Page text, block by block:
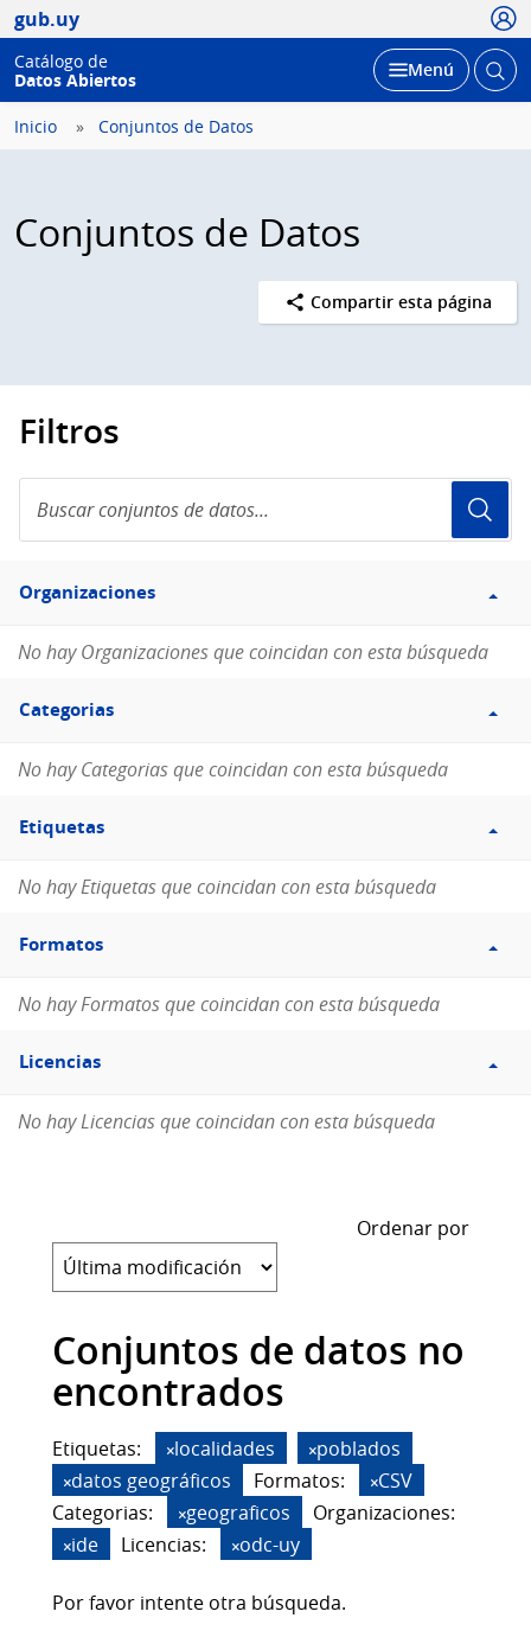
gub.uy
Catálogo de
Datos Abiertos
Desplegar
Menú Abrir
Inicio Conjuntos de Datos
Conjuntos de Datos
Compartir esta página
Filtros
conjuntos
de
Filtro
Organizaciones
Organizaciones
No hay Organizaciones que coincidan con esta búsqueda
Filtro
Categorias
Categorias
No hay Categorias que coincidan con esta búsqueda
Filtro
Etiquetas
Etiquetas
No hay Etiquetas que coincidan con esta búsqueda
Filtro
Formatos
Formatos
No hay Formatos que coincidan con esta búsqueda
Filtro
Licencias
Licencias
No hay Licencias que coincidan con esta búsqueda
Ordenar por
Conjuntos de datos no
encontrados
Etiquetas: localidades
poblados
datos geográficos
Formatos:
CSV
Categorias:
geograficos
Organizaciones:
ide
Licencias: odc-uy
Por favor intente otra búsqueda.